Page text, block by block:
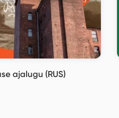
ajalugu (RUS)